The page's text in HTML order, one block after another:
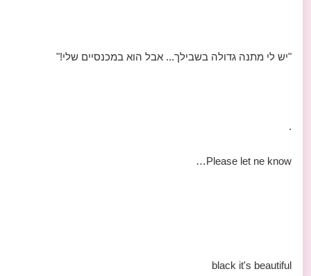
"יש לי מתנה גדולה בשבילך... אבל הוא במכנסיים שלי!"
.
Please let ne know…
black it's beautiful